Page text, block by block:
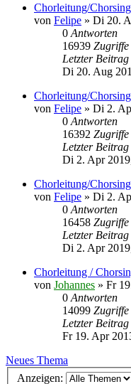
Chorleitung/
von Felipe » Di 20.
0 Antworten
16939 Zugriffe
Letzter Beitrag
Di 20. Aug
Chorleitung/
von Felipe » Di 2.
0 Antworten
16392 Zugriffe
Letzter Beitrag
Di 2. Apr
Chorleitung/
von Felipe » Di 2.
0 Antworten
16458 Zugriffe
Letzter Beitrag
Di 2. Apr
Chorleitung /
von Johannes » Fr
0 Antworten
14099 Zugriffe
Letzter Beitrag
Fr 19. Apr
Neues Thema
Anzeigen: